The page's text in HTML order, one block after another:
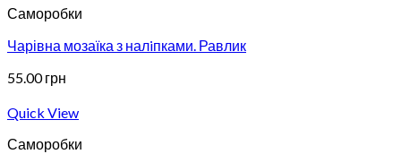
Саморобки
Чарівна мозаїка з налiпками. Равлик
55.00грн
Quick View
Саморобки